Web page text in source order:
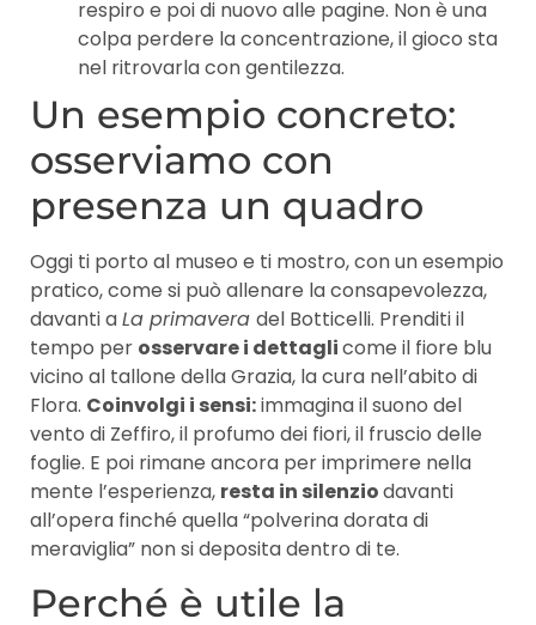
respiro e poi di nuovo alle pagine. Non è una
colpa perdere la concentrazione, il gioco sta
nel ritrovarla con gentilezza.
Un esempio concreto:
osserviamo con
presenza un quadro
Oggi ti porto al museo e ti mostro, con un esempio
pratico, come si può allenare la consapevolezza,
davanti aLa primavera del Botticelli. Prenditi il
tempo per osservare i dettaglicome il fiore blu
vicino al tallone della Grazia, la cura nell’abito di
Flora. Coinvolgi i sensi:immagina il suono del
vento di Zeffiro, il profumo dei fiori, il fruscio delle
foglie. E poi rimane ancora per imprimere nella
mente l’esperienza, resta in silenziodavanti
all’opera finché quella “polverina dorata di
meraviglia” non si deposita dentro di te.
Perché è utile la